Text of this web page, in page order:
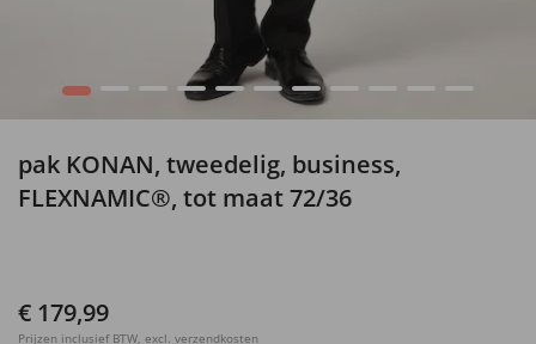
1 2 3 4 5 6 7 8 9 10 12
pak KONAN, tweedelig, business,
FLEXNAMIC®, tot maat 72/36
€ 179,99
Prijzen inclusief BTW, excl. verzendkosten